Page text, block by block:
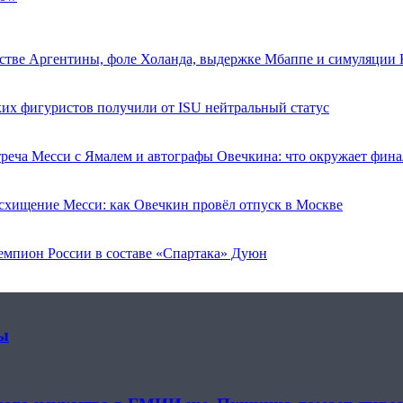
Аргентины, фоле Холанда, выдержке Мбаппе и симуляции
фигуристов получили от ISU нейтральный статус
Месси с Ямалем и автографы Овечкина: что окружает
Месси: как Овечкин провёл отпуск в Москве
России в составе «Спартака» Дуюн